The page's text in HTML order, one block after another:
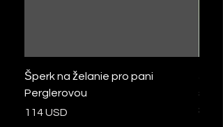
Šperk na želanie pro pani
Perglerovou
Cena
114 USD